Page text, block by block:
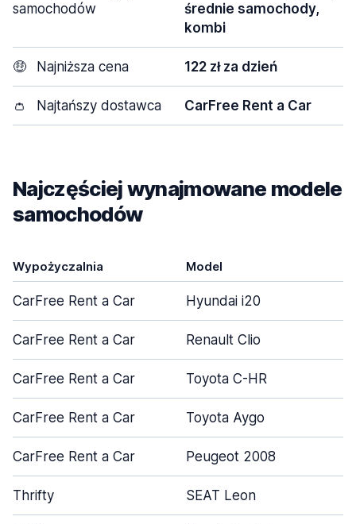
samochodów
średnie samochody,
kombi
🤑 Najniższa cena 122 zł za dzień
👛 Najtańszy dostawca CarFree Rent a Car
Najczęściej wynajmowane modele
samochodów
Wypożyczalnia Model
CarFree Rent a Car Hyundai i20
CarFree Rent a Car Renault Clio
CarFree Rent a Car Toyota C-HR
CarFree Rent a Car Toyota Aygo
CarFree Rent a Car Peugeot 2008
Thrifty SEAT Leon